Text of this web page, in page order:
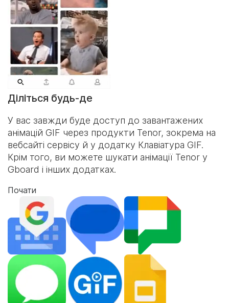
Діліться будь-де
У вас завжди буде доступ до завантажених
анімацій GIF через продукти Tenor, зокрема на
вебсайті сервісу й у додатку Клавіатура GIF.
Крім того, ви можете шукати анімації Tenor у
Gboard і інших додатках.
Почати